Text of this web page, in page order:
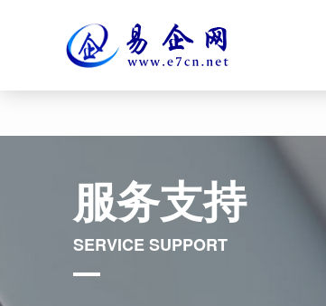
服务支持
SERVICE SUPPORT